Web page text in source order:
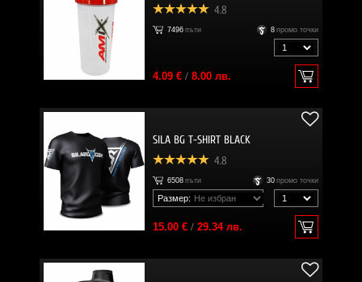
4.8
7496 пъти 8 промо точки
4.09 €/ 8.00 лв.
SILA BG T-SHIRT BLACK
4.8
6508 пъти 30 промо точки
Размер:
15.00 €/ 29.34 лв.